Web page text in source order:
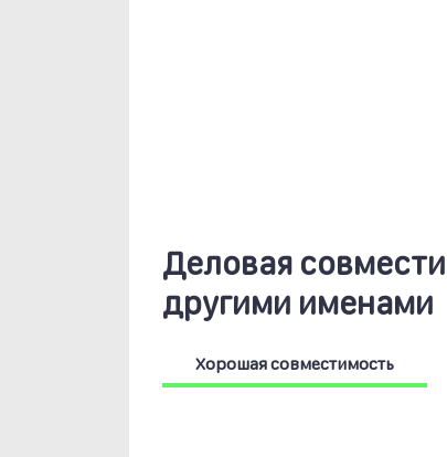
Деловая
другими именами
Хорошая совместимость